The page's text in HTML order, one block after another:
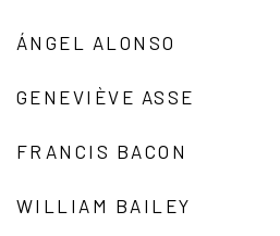
ÁNGEL ALONSO
GENEVIÈVE ASSE
FRANCIS BACON
WILLIAM BAILEY